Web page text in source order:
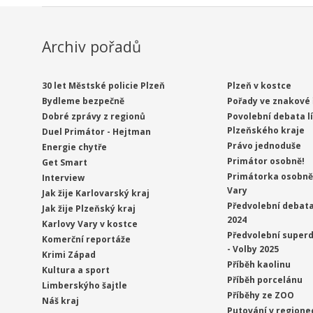
Archiv pořadů
30 let Městské policie Plzeň
Bydleme bezpečně
Dobré zprávy z regionů
Duel Primátor - Hejtman
Energie chytře
Get Smart
Interview
Jak žije Karlovarský kraj
Jak žije Plzeňský kraj
Karlovy Vary v kostce
Komerční reportáže
Krimi Západ
Kultura a sport
Limberskýho šajtle
Náš kraj
Plzeň v kostce
Pořady ve znakové
Povolební debata
Plzeňského kraje
Právo jednoduše
Primátor osobně!
Primátorka
Vary
Předvolební
2024
Předvolební
- Volby 2025
Příběh kaolinu
Příběh porcelánu
Příběhy ze ZOO